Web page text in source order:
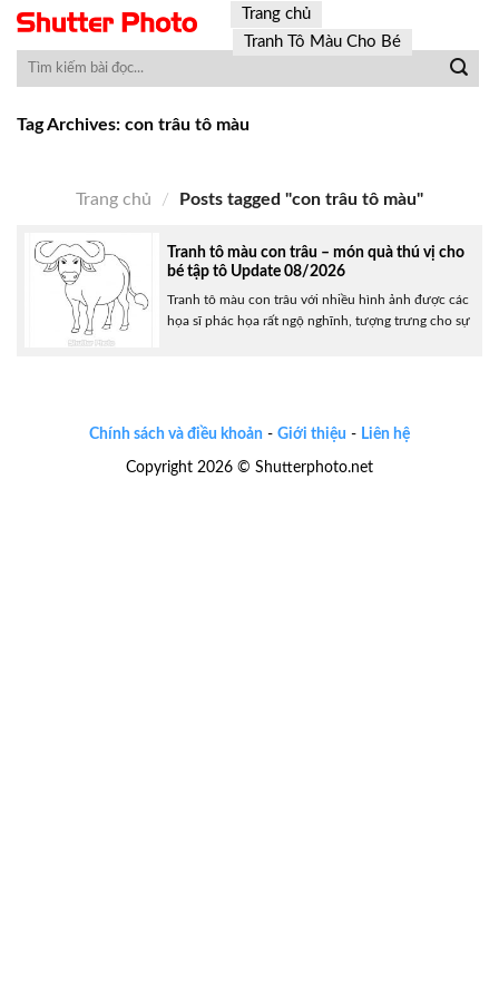
Skip
content
Trang chủ
Tranh Tô Màu Cho Bé
Tag Archives: con trâu tô màu
Trang chủ / Posts tagged "con trâu tô màu"
Tranh tô màu con trâu – món quà thú vị cho
bé tập tô Update 08/2026
Tranh tô màu con trâu với nhiều hình ảnh được các
họa sĩ phác họa rất ngộ nghĩnh, tượng trưng cho sự
Chính sách và điều khoản - Giới thiệu - Liên hệ
Copyright 2026 © Shutterphoto.net